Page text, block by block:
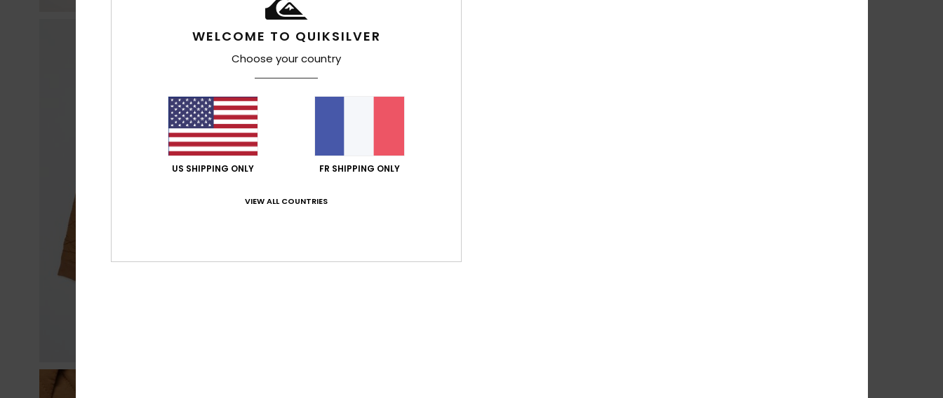
WELCOME TO QUIKSILVER
Choose your country
US SHIPPING ONLY FR SHIPPING ONLY
VIEW ALL COUNTRIES